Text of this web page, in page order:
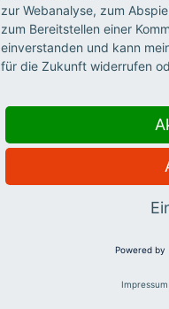
Neuen Ideen und
verhelfen – das ist
Kampagne
wie Crowdfunding
zur Webanalyse, zum
zum Bereitstellen einer
einverstanden und kann
für die Zukunft widerrufen
Powered by
Impressum